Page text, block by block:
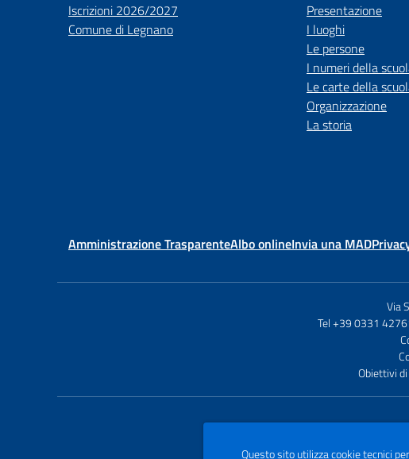
Iscrizioni 2026/2027
Comune di Legnano
Presentazione
I luoghi
Le persone
I numeri della
Le carte della
Organizzazione
La storia
Amministrazione TrasparenteAlbo onlineInvia una MAD
Via
Tel +39 0331
Obiettivi
Questo sito utilizza cookie tecnici